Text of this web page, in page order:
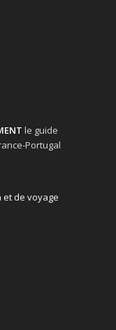
le guide
Portugal